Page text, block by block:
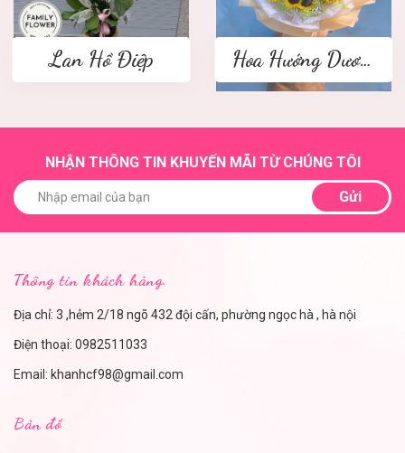
Lan Hồ Điệp Hoa Hướng Dương
NHẬN THÔNG TIN KHUYẾN MÃI TỪ CHÚNG TÔI
Gửi
Thông tin khách hàng.
Địa chỉ: 3 ,hẻm 2/18 ngõ 432 đội cấn, phường ngọc hà , hà nội
Điện thoại: 0982511033
Email: khanhcf98@gmail.com
Bản đồ